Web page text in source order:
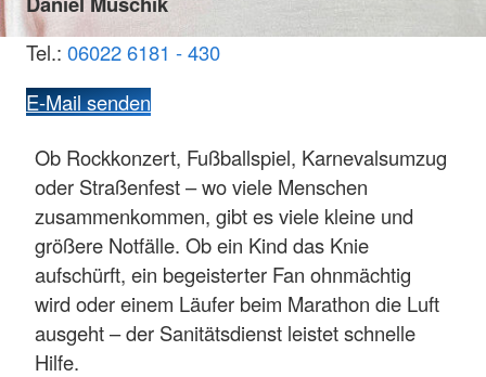
Tel.: 06022 6181 - 430
E-Mail senden
Ob Rockkonzert, Fußballspiel, Karnevalsumzug
oder Straßenfest – wo viele Menschen
zusammenkommen, gibt es viele kleine und
größere Notfälle. Ob ein Kind das Knie
aufschürft, ein begeisterter Fan ohnmächtig
wird oder einem Läufer beim Marathon die Luft
ausgeht – der Sanitätsdienst leistet schnelle
Hilfe.